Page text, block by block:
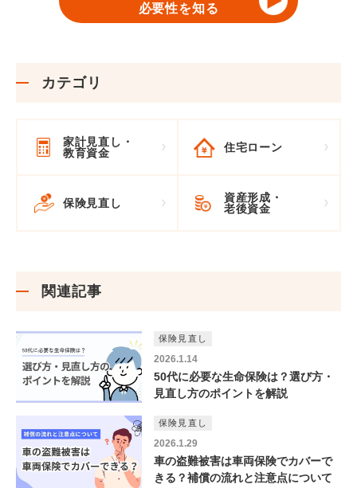
必要性を知る
カテゴリ
家計見直し ・
教育資金
住宅ローン
保険見直し 資産形成 ・
老後資金
関連記事
保険見直し
2026.1.14
50代に必要な生命保険は？選び方・
見直し方のポイントを解説
保険見直し
2026.1.29
車の盗難被害は車両保険でカバーで
きる？補償の流れと注意点について